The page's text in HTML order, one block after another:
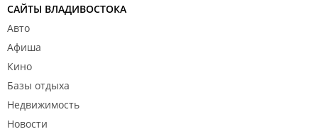
САЙТЫ ВЛАДИВОСТОКА
Авто
Афиша
Кино
Базы отдыха
Недвижимость
Новости